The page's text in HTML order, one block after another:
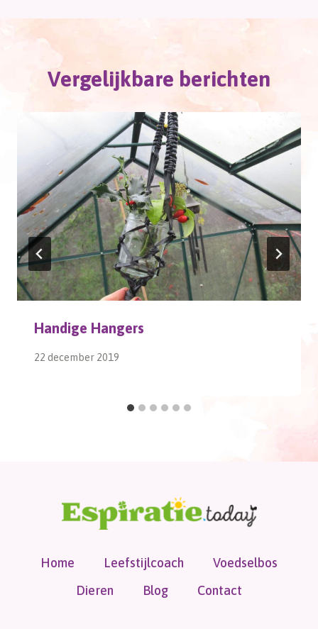
Vergelijkbare berichten
Handige Hangers
22 december 2019
Home Leefstijlcoach
Voedselbos
Dieren
Blog Contact